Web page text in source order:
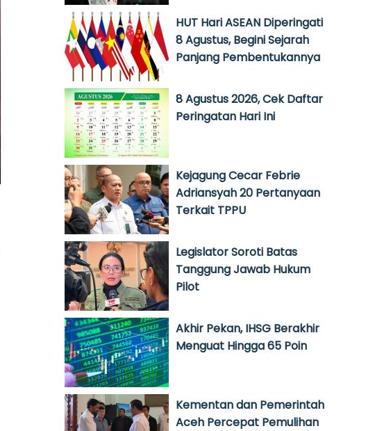
HUT Hari ASEAN Diperingati
8 Agustus, Begini Sejarah
Panjang Pembentukannya
8 Agustus 2026, Cek Daftar
Peringatan Hari Ini
Kejagung Cecar Febrie
Adriansyah 20 Pertanyaan
Terkait TPPU
Legislator Soroti Batas
Tanggung Jawab Hukum
Pilot
Akhir Pekan, IHSG Berakhir
Menguat Hingga 65 Poin
Kementan dan Pemerintah
Aceh Percepat Pemulihan